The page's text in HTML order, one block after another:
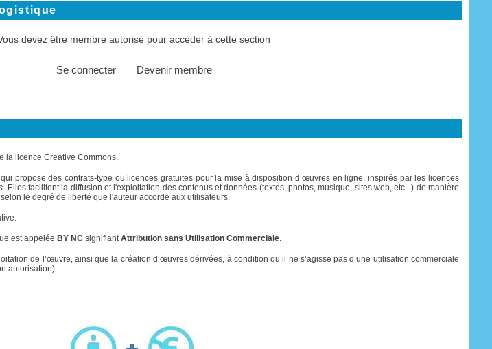
devez être membre autorisé pour accéder à cette section
Se connecter Devenir membre
la licence Creative Commons.
propose des contrats-type ou licences gratuites pour la mise à disposition d’œuvres en ligne, inspirés par les licences
. Elles facilitent la diffusion et l'exploitation des contenus et données (textes, photos, musique, sites web, etc...) de manière
le degré de liberté que l'auteur accorde aux utilisateurs.
est appelée BY NC signifiantAttribution sans Utilisation Commerciale.
de l’œuvre, ainsi que la création d’œuvres dérivées, à condition qu’il ne s’agisse pas d’une utilisation commerciale
autorisation).